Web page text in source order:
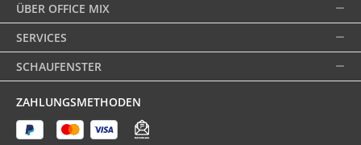
ÜBER OFFICE MIX
SERVICES
SCHAUFENSTER
ZAHLUNGSMETHODEN